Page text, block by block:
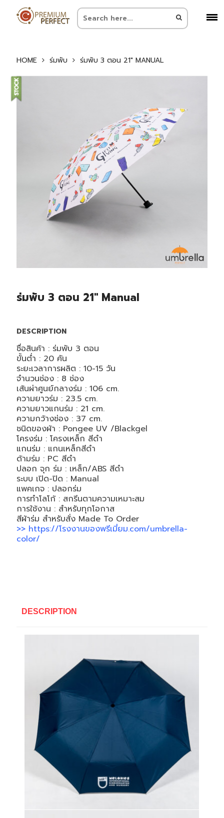
HOME ร่มพับ ร่มพับ 3 ตอน 21″ MANUAL
ร่มพับ 3 ตอน 21″ Manual
DESCRIPTION
ชื่อสินค้า : ร่มพับ 3 ตอน
ขั้นต่ำ : 20 คัน
ระยะเวลาการผลิต : 10-15 ​วัน​
จำนวนช่อง : 8 ช่อง
เส้นผ่าศูนย์กลางร่ม : 106 cm.
ความยาวร่ม : 23.5 cm.
ความยาวแกนร่ม : 21 cm.
ความกว้างช่อง : 37 cm.
ชนิดของผ้า : Pongee UV /Blackgel
โครงร่ม : โครงเหล็ก สีดำ
แกนร่ม : แกนเหล็กสีดำ
ด้ามร่ม : PC สีดำ
ปลอก จุก ร่ม : เหล็ก/ABS สีดำ
ระบบ เปิด-ปิด : Manual
แพคเกจ : ปลอกร่ม
การทำโลโก้ : สกรีนตามความเหมาะสม
การใช้งาน : สำหรับทุกโอกาส
สีผ้าร่ม สำหรับสั่ง Made To Order
>> https://โรงงานของพรีเมี่ยม.com/umbrella-
color/
DESCRIPTION